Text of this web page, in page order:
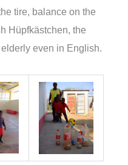
tire, balance on the
Hüpfkästchen, the
even in English.